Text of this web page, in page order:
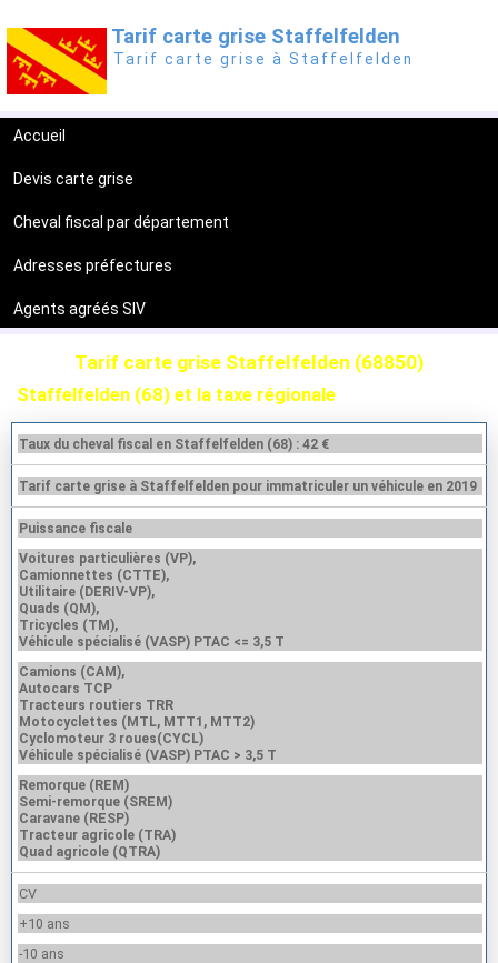
Tarif carte grise Staffelfelden
Tarif carte grise à Staffelfelden
Accueil
Devis carte grise
Cheval fiscal par département
Adresses préfectures
Agents agréés SIV
Tarif carte grise Staffelfelden (68850)
Staffelfelden (68) et la taxe régionale
Taux du cheval fiscal en Staffelfelden (68) : 42 €
Tarif carte grise à Staffelfelden pour immatriculer un véhicule en 2019
Puissance fiscale
Voitures particulières (VP),
Camionnettes (CTTE),
Utilitaire (DERIV-VP),
Quads (QM),
Tricycles (TM),
Véhicule spécialisé (VASP) PTAC <= 3,5 T
Camions (CAM),
Autocars TCP
Tracteurs routiers TRR
Motocyclettes (MTL, MTT1, MTT2)
Cyclomoteur 3 roues(CYCL)
Véhicule spécialisé (VASP) PTAC > 3,5 T
Remorque (REM)
Semi-remorque (SREM)
Caravane (RESP)
Tracteur agricole (TRA)
Quad agricole (QTRA)
CV
+10 ans
-10 ans